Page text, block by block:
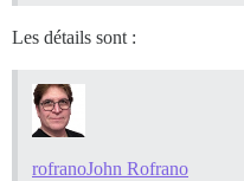
Les détails sont :
rofranoJohn Rofrano